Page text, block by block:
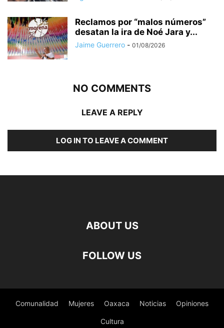
Reclamos por “malos números”
desatan la ira de Noé Jara y...
Jaime Guerrero - 01/08/2026
NO COMMENTS
LEAVE A REPLY
LOG IN TO LEAVE A COMMENT
ABOUT US
FOLLOW US
Comunalidad Mujeres Oaxaca Noticias Opiniones
Cultura